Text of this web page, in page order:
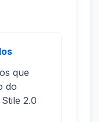
que
do
2.0